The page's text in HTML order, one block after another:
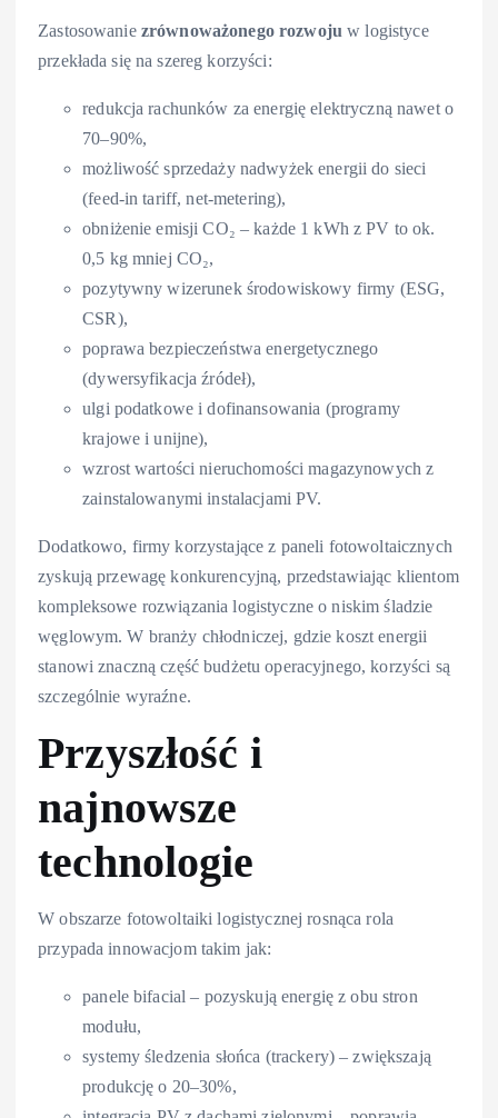
Zastosowanie zrównoważonego rozwoju w logistyce
przekłada się na szereg korzyści:
redukcja rachunków za energię elektryczną nawet o
70–90%,
możliwość sprzedaży nadwyżek energii do sieci
(feed-in tariff, net-metering),
obniżenie emisji CO₂ – każde 1 kWh z PV to ok.
0,5 kg mniej CO₂,
pozytywny wizerunek środowiskowy firmy (ESG,
CSR),
poprawa bezpieczeństwa energetycznego
(dywersyfikacja źródeł),
ulgi podatkowe i dofinansowania (programy
krajowe i unijne),
wzrost wartości nieruchomości magazynowych z
zainstalowanymi instalacjami PV.
Dodatkowo, firmy korzystające z paneli fotowoltaicznych
zyskują przewagę konkurencyjną, przedstawiając klientom
kompleksowe rozwiązania logistyczne o niskim śladzie
węglowym. W branży chłodniczej, gdzie koszt energii
stanowi znaczną część budżetu operacyjnego, korzyści są
szczególnie wyraźne.
Przyszłość i
najnowsze
technologie
W obszarze fotowoltaiki logistycznej rosnąca rola
przypada innowacjom takim jak:
panele bifacial – pozyskują energię z obu stron
modułu,
systemy śledzenia słońca (trackery) – zwiększają
produkcję o 20–30%,